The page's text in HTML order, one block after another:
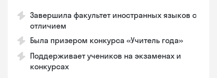
Завершила факультет иностранных языков с
отличием
Была призером конкурса «Учитель года»
Поддерживает учеников на экзаменах и
конкурсах